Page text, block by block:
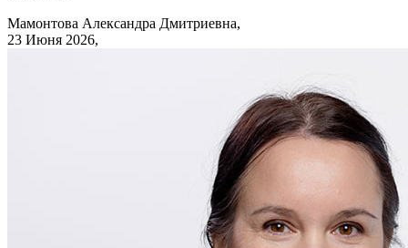
Мамонтова Александра Дмитриевна,
23 Июня 2026,